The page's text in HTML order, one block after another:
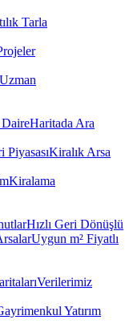
Tarla
Uzman
Haritada Ara
PiyasasıKiralık Arsa
Kiralama
Hızlı Geri Dönüşlü
Uygun m² Fiyatlı
Verilerimiz
Yatırım